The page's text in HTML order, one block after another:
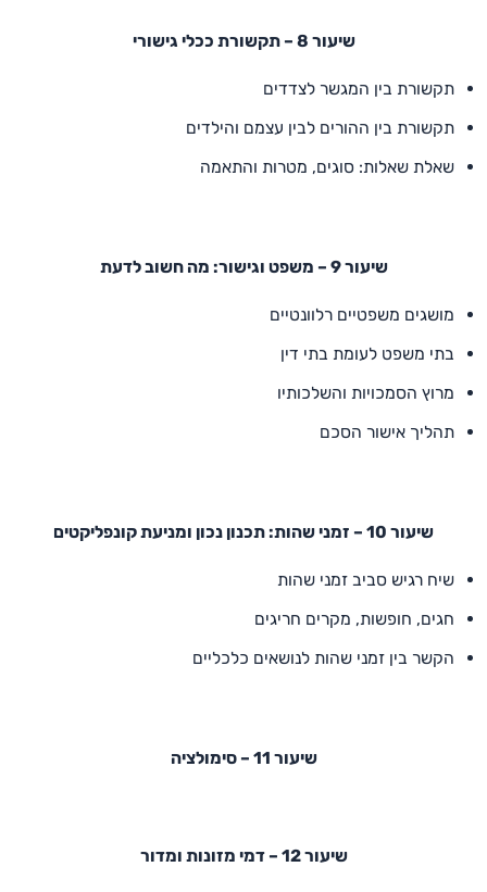
שיעור 8 – תקשורת ככלי גישורי
תקשורת בין המגשר לצדדים
תקשורת בין ההורים לבין עצמם והילדים
שאלת שאלות: סוגים, מטרות והתאמה
שיעור 9 – משפט וגישור: מה חשוב לדעת
מושגים משפטיים רלוונטיים
בתי משפט לעומת בתי דין
מרוץ הסמכויות והשלכותיו
תהליך אישור הסכם
שיעור 10 – זמני שהות: תכנון נכון ומניעת קונפליקטים
שיח רגיש סביב זמני שהות
חגים, חופשות, מקרים חריגים
הקשר בין זמני שהות לנושאים כלכליים
שיעור 11 – סימולציה
שיעור 12 – דמי מזונות ומדור